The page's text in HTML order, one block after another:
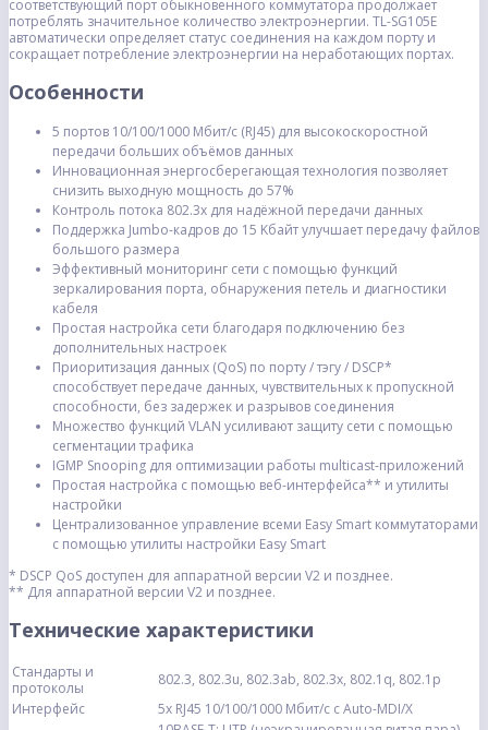
соответствующий порт обыкновенного коммутатора продолжает
потреблять значительное количество электроэнергии. TL-SG105Е
автоматически определяет статус соединения на каждом порту и
сокращает потребление электроэнергии на неработающих портах.
Особенности
5 портов 10/100/1000 Мбит/с (RJ45) для высокоскоростной
передачи больших объёмов данных
Инновационная энергосберегающая технология позволяет
снизить выходную мощность до 57%
Контроль потока 802.3x для надёжной передачи данных
Поддержка Jumbo-кадров до 15 Kбайт улучшает передачу файлов
большого размера
Эффективный мониторинг сети с помощью функций
зеркалирования порта, обнаружения петель и диагностики
кабеля
Простая настройка сети благодаря подключению без
дополнительных настроек
Приоритизация данных (QoS) по порту / тэгу / DSCP*
способствует передаче данных, чувствительных к пропускной
способности, без задержек и разрывов соединения
Множество функций VLAN усиливают защиту сети с помощью
сегментации трафика
IGMP Snooping для оптимизации работы multicast-приложений
Простая настройка с помощью веб-интерфейса** и утилиты
настройки
Централизованное управление всеми Easy Smart коммутаторами
с помощью утилиты настройки Easy Smart
* DSCP QoS доступен для аппаратной версии V2 и позднее.
** Для аппаратной версии V2 и позднее.
Технические характеристики
Стандарты и
протоколы
802.3, 802.3u, 802.3ab, 802.3x, 802.1q, 802.1p
Интерфейс
5х RJ45 10/100/1000 Мбит/с с Auto-MDI/X